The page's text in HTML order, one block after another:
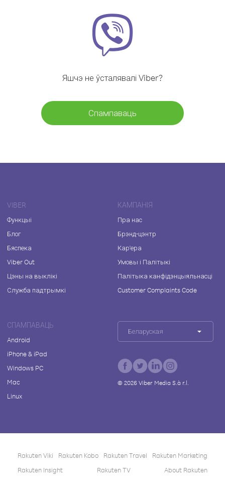
Яшчэ не ўсталявалі Viber?
Спампаваць
VIBER
Функцыі
Блог
Бяспека
Viber Out
Цэны на выклікі
Служба падтрымкі
КАМПАНІЯ
Пра нас
Брэнд-цэнтр
Кар'ера
Умовы і Палітыкі
Палітыка канфідэнцыяльнасці
Customer Complaints Code
СПАМПАВАЦЬ
Android
iPhone & iPad
Windows PC
Mac
Linux
Беларуская
© 2026Viber Media S.à r.l.
Rakuten Viki Rakuten Kobo Rakuten Travel
Rakuten Marketing
Rakuten Insight
Rakuten TV About Rakuten